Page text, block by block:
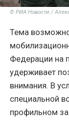
© РИА Новости /
Тема
Федерации на
удерживает
внимания. В
специальной
профильном